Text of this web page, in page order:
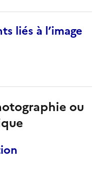
liés à l’image
ou